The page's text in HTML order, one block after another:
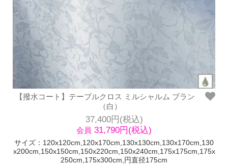
【撥水コート】テーブルクロス ミルシャルム ブラン
（白）
37,400円(税込)
会員 31,790円(税込)
サイズ：120x120cm,120x170cm,130x130cm,130x170cm,130
x200cm,150x150cm,150x220cm,150x240cm,175x175cm,175x
250cm,175x300cm,円直径175cm